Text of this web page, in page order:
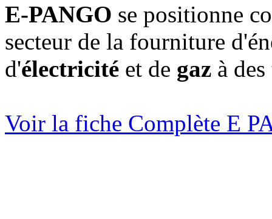
E-PANGO se positionne
secteur de la fourniture
d'électricité et de gaz à
Voir la fiche Complète E